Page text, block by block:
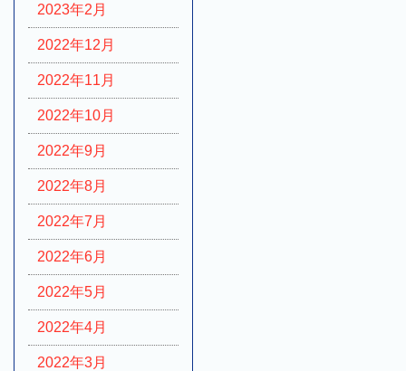
2023年2月
2022年12月
2022年11月
2022年10月
2022年9月
2022年8月
2022年7月
2022年6月
2022年5月
2022年4月
2022年3月